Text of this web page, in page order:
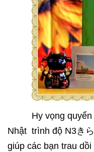
Hy vọng
Nhật trình độ N3き
giúp các bạn trau